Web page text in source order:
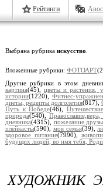
Рейтинги
Выбрана рубрика искусство
Вложенные рубрики: ФОТОАРТ
Другие рубрики в этом
картина(45),цветы и растения,
истории(1220), Фитнес-
диеты, рецепты долголетия(817),
Путь к Победе(46),
природа(540),
дневника(4315), пожелание
плейкасты(590), моя семья(39),
здоровое питание(7990),
будущих людей, во имя тебя,
ХУДОЖНИК